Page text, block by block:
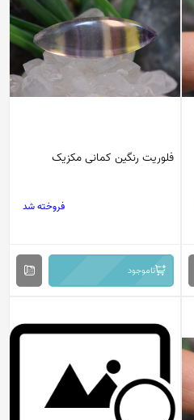
فلوریت رنگین کمانی مکزیک
فروخته شد
ناموجود